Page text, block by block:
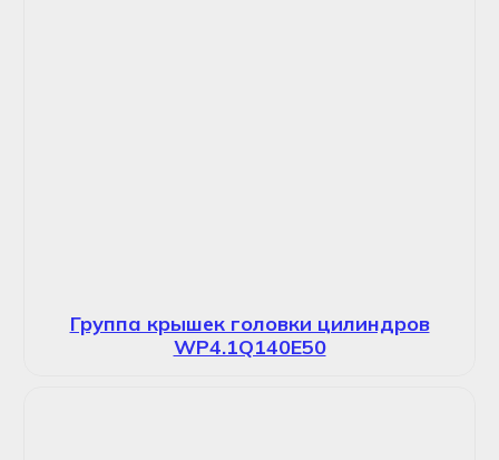
Группа крышек головки цилиндров
WP4.1Q140E50